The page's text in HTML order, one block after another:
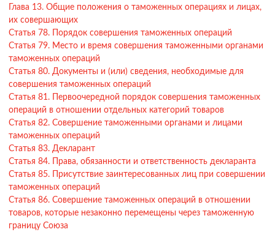
Глава 13. Общие положения о таможенных операциях и лицах,
их совершающих
Статья 78. Порядок совершения таможенных операций
Статья 79. Место и время совершения таможенными органами
таможенных операций
Статья 80. Документы и (или) сведения, необходимые для
совершения таможенных операций
Статья 81. Первоочередной порядок совершения таможенных
операций в отношении отдельных категорий товаров
Статья 82. Совершение таможенными органами и лицами
таможенных операций
Статья 83. Декларант
Статья 84. Права, обязанности и ответственность декларанта
Статья 85. Присутствие заинтересованных лиц при совершении
таможенных операций
Статья 86. Совершение таможенных операций в отношении
товаров, которые незаконно перемещены через таможенную
границу Союза